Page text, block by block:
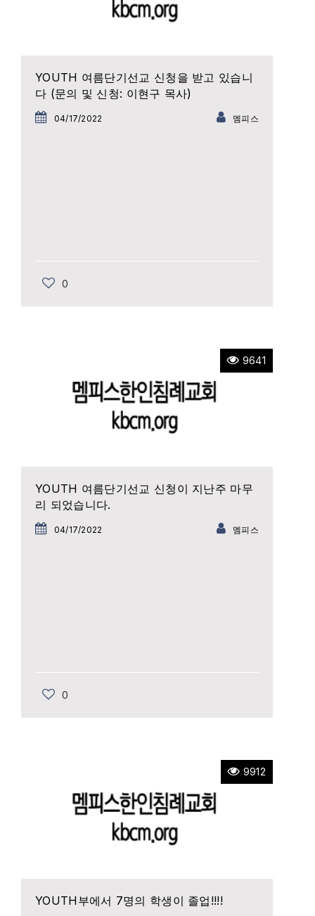
YOUTH 여름단기선교 신청을 받고 있습니
다 (문의 및 신청: 이현구 목사)
04/17/2022 멤피스
0
9641
YOUTH 여름단기선교 신청이 지난주 마무
리 되었습니다.
04/17/2022 멤피스
0
9912
YOUTH부에서 7명의 학생이 졸업!!!!